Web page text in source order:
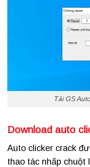
Tải GS
Download auto
Auto clicker crack
thao tác nhấp chuột